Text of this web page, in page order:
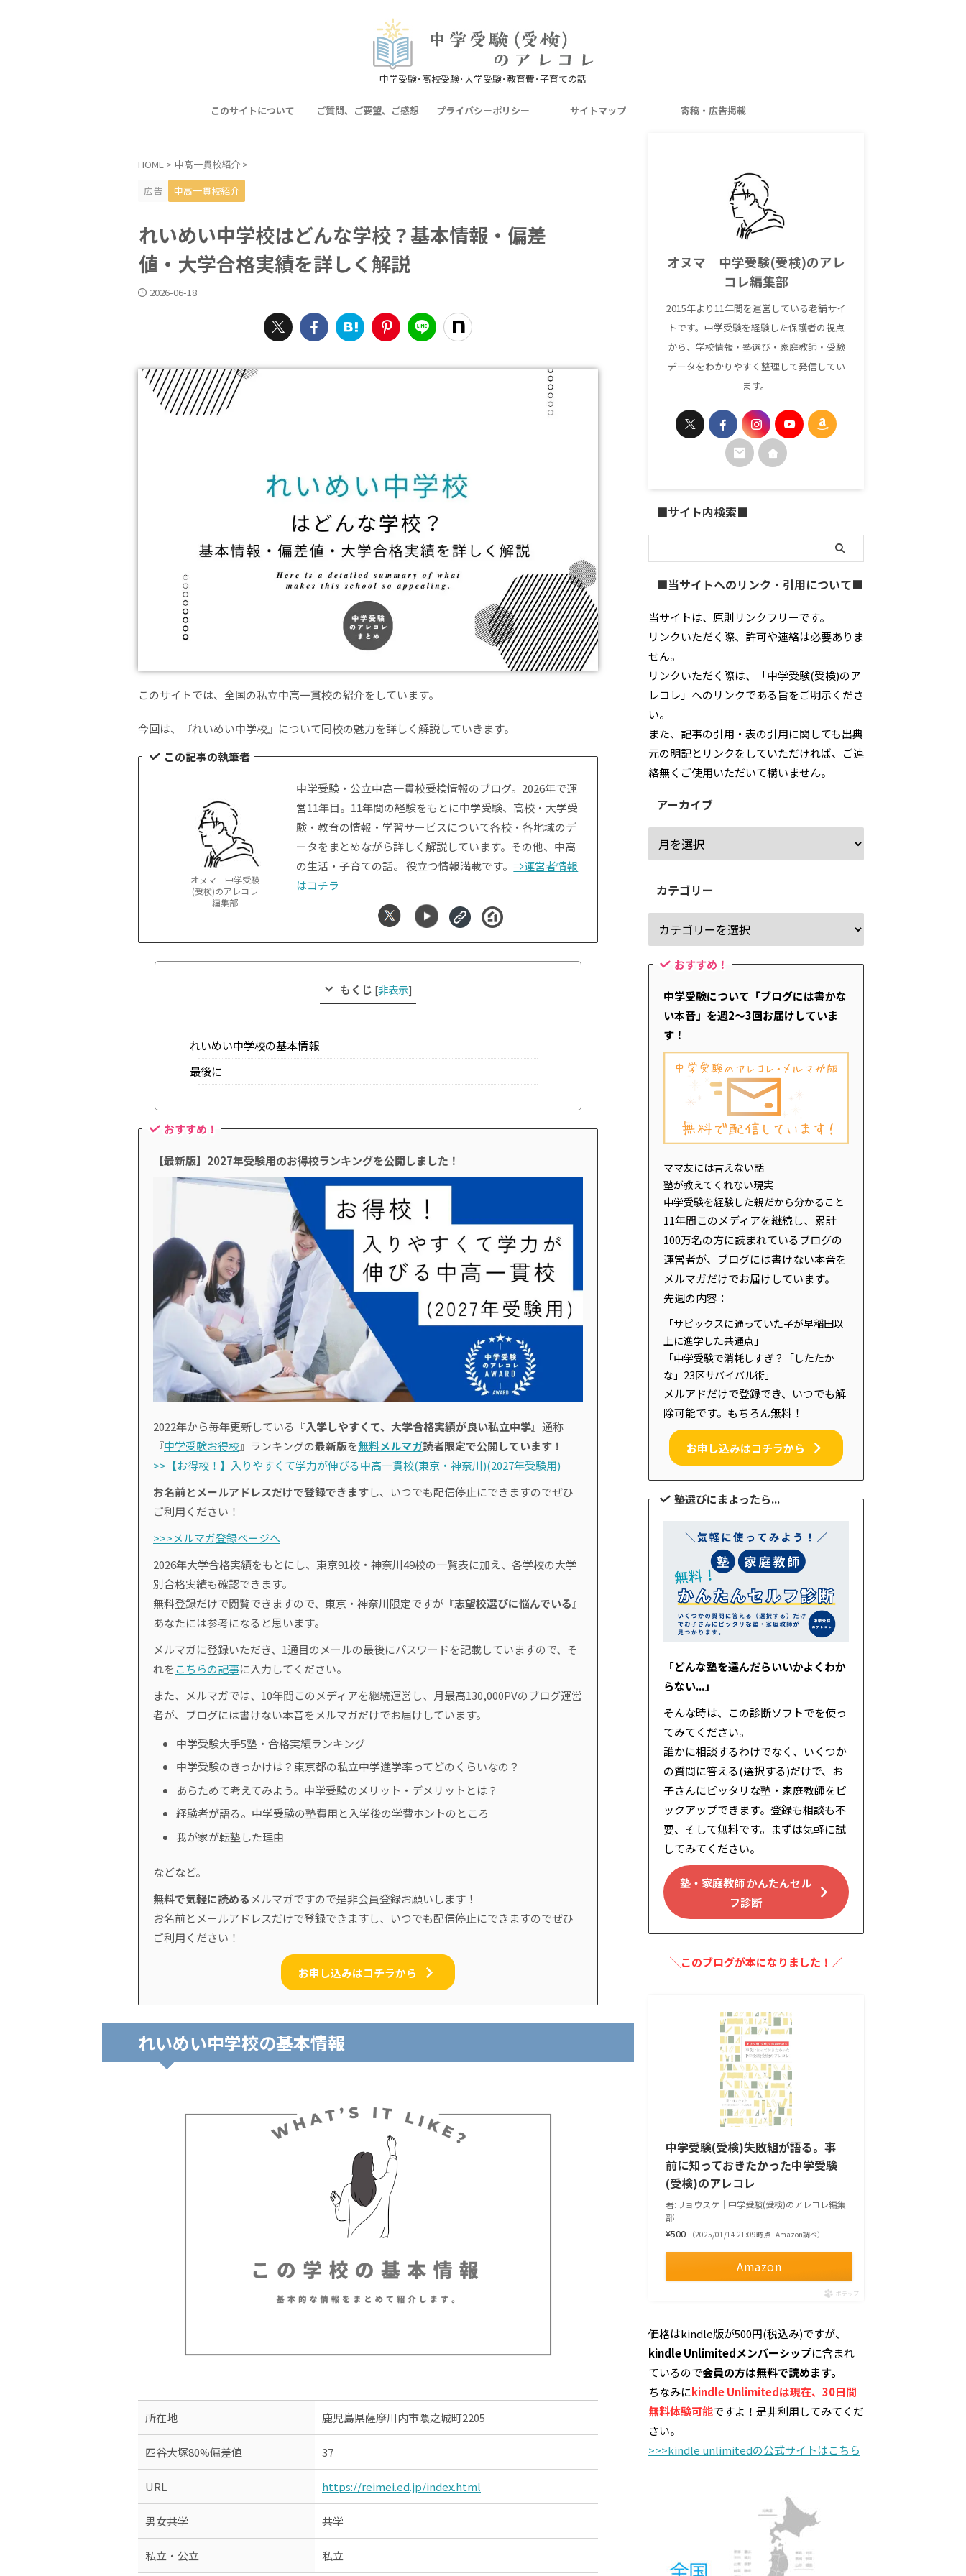
中学受験･高校受験･大学受験･教育費･子育ての話
このサイトについて ご質問、ご要望、ご感想 プライバシーポリシー サイトマップ 寄稿・広告掲載
HOME > 中高一貫校紹介 >
広告
中高一貫校紹介
れいめい中学校はどんな学校？基本情報・偏差
値・大学合格実績を詳しく解説
2026-06-18
このサイトでは、全国の私立中高一貫校の紹介をしています。
今回は、『れいめい中学校』について同校の魅力を詳しく解説していきます。
この記事の執筆者
オヌマ｜中学受験
(受検)のアレコレ
編集部
中学受験・公立中高一貫校受検情報のブログ。2026年で運
営11年目。11年間の経験をもとに中学受験、高校・大学受
験・教育の情報・学習サービスについて各校・各地域のデ
ータをまとめながら詳しく解説しています。その他、中高
の生活・子育ての話。 役立つ情報満載です。⇒運営者情報
はコチラ
もくじ [非表示]
れいめい中学校の基本情報
最後に
おすすめ！
【最新版】2027年受験用のお得校ランキングを公開しました！
2022年から毎年更新している 『入学しやすくて、大学合格実績が良い私立中学』 通称
『中学受験お得校』ランキングの最新版を無料メルマガ読者限定で公開しています！
>>【お得校！】入りやすくて学力が伸びる中高一貫校(東京・神奈川)(2027年受験用)
お名前とメールアドレスだけで登録できますし、いつでも配信停止にできますのでぜひ
ご利用ください！
>>>メルマガ登録ページへ
2026年大学合格実績をもとにし、東京91校・神奈川49校の一覧表に加え、各学校の大学
別合格実績も確認できます。
無料登録だけで閲覧できますので、東京・神奈川限定ですが『志望校選びに悩んでいる 』
あなたには参考になると思います。
メルマガに登録いただき、1通目のメールの最後にパスワードを記載していますので、そ
れをこちらの記事に入力してください。
また、メルマガでは、10年間このメディアを継続運営し、月最高130,000PVのブログ運営
者が、ブログには書けない本音をメルマガだけでお届けしています。
中学受験大手5塾・合格実績ランキング
中学受験のきっかけは？東京都の私立中学進学率ってどのくらいなの？
あらためて考えてみよう。中学受験のメリット・デメリットとは？
経験者が語る。中学受験の塾費用と入学後の学費ホントのところ
我が家が転塾した理由
などなど。
無料で気軽に読めるメルマガですので是非会員登録お願いします！
お名前とメールアドレスだけで登録できますし、いつでも配信停止にできますのでぜひ
ご利用ください！
お申し込みはコチラから
れいめい中学校の基本情報
所在地 鹿児島県薩摩川内市隈之城町2205
四谷大塚80%偏差値 37
URL https://reimei.ed.jp/index.html
男女共学 共学
私立・公立 私立
オヌマ｜中学受験(受検)のアレ
コレ編集部
2015年より11年間を運営している老舗サイ
トです。中学受験を経験した保護者の視点
から、学校情報・塾選び・家庭教師・受験
データをわかりやすく整理して発信してい
ます。
■サイト内検索■
■当サイトへのリンク・引用について■
当サイトは、原則リンクフリーです。
リンクいただく際、許可や連絡は必要ありま
せん。
リンクいただく際は、「中学受験(受検)のア
レコレ」へのリンクである旨をご明示くださ
い。
また、記事の引用・表の引用に関しても出典
元の明記とリンクをしていただければ、ご連
絡無くご使用いただいて構いません。
アーカイブ
カテゴリー
おすすめ！
中学受験について「ブログには書かな
い本音」を週2～3回お届けしていま
す！
ママ友には言えない話
塾が教えてくれない現実
中学受験を経験した親だから分かること
11年間このメディアを継続し、累計
100万名の方に読まれているブログの
運営者が、ブログには書けない本音を
メルマガだけでお届けしています。
先週の内容：
「サピックスに通っていた子が早稲田以
上に進学した共通点」
「中学受験で消耗しすぎ？「したたか
な」23区サバイバル術」
メルアドだけで登録でき、いつでも解
除可能です。もちろん無料！
お申し込みはコチラから
塾選びにまよったら...
「どんな塾を選んだらいいかよくわか
らない...」
そんな時は、この診断ソフトでを使っ
てみてください。
誰かに相談するわけでなく、いくつか
の質問に答える(選択する)だけで、お
子さんにピッタリな塾・家庭教師をピ
ックアップできます。登録も相談も不
要、そして無料です。まずは気軽に試
してみてください。
塾・家庭教師 かんたんセル
フ診断
╲このブログが本になりました！／
中学受験(受検)失敗組が語る。事
前に知っておきたかった中学受験
(受検)のアレコレ
著:リョウスケ｜中学受験(受検)のアレコレ編集
部
¥500 （2025/01/14 21:09時点 | Amazon調べ）
Amazon
ポチップ
価格はkindle版が500円(税込み)ですが、
kindle Unlimitedメンバーシップに含まれ
ているので会員の方は無料で読めます。
ちなみにkindle Unlimitedは現在、30日間
無料体験可能ですよ！是非利用してみてくだ
さい。
>>>kindle unlimitedの公式サイトはこちら